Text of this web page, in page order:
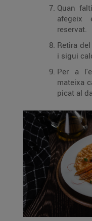
Quan
afegeix
reservat.
Retira
i sigui
Per a
mateixa
picat al